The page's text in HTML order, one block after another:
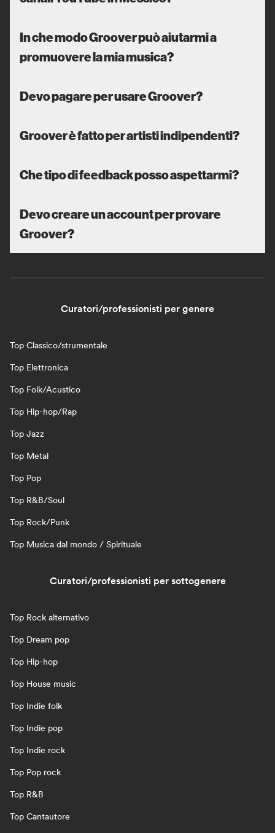
In che modo Groover può aiutarmi a
promuovere la mia musica?
Devo pagare per usare Groover?
Groover è fatto per artisti indipendenti?
Che tipo di feedback posso aspettarmi?
Devo creare un account per provare
Groover?
Curatori/professionisti per genere
Top Classico/strumentale
Top Elettronica
Top Folk/Acustico
Top Hip-hop/Rap
Top Jazz
Top Metal
Top Pop
Top R&B/Soul
Top Rock/Punk
Top Musica dal mondo / Spirituale
Curatori/professionisti per sottogenere
Top Rock alternativo
Top Dream pop
Top Hip-hop
Top House music
Top Indie folk
Top Indie pop
Top Indie rock
Top Pop rock
Top R&B
Top Cantautore